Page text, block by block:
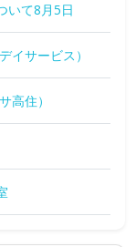
いて8月5日
イサービス）
高住）